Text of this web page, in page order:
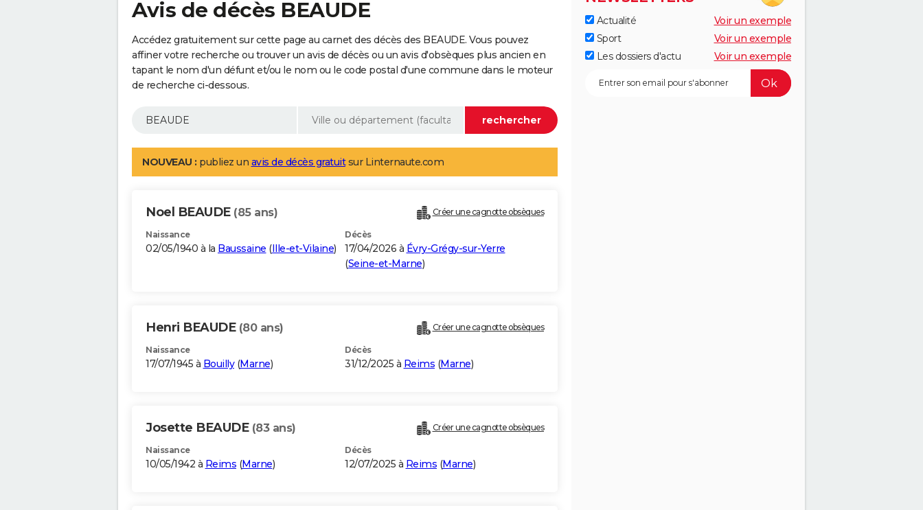
Avis de décès BEAUDE
Accédez gratuitement sur cette page au carnet des décès des BEAUDE. Vous pouvez
affiner votre recherche ou trouver un avis de décès ou un avis d'obsèques plus ancien en
tapant le nom d'un défunt et/ou le nom ou le code postal d'une commune dans le moteur
de recherche ci-dessous.
NOUVEAU : publiez un avis de décès gratuitsur Linternaute.com
Noel BEAUDE (85 ans) Créer une cagnotte obsèques
Naissance
02/05/1940 à la Baussaine (Ille-et-Vilaine)
Décès
17/04/2026 à Évry-Grégy-sur-Yerre
(Seine-et-Marne)
Henri BEAUDE (80 ans) Créer une cagnotte obsèques
Naissance
17/07/1945 à Bouilly(Marne)
Décès
31/12/2025 à Reims (Marne)
Josette BEAUDE (83 ans) Créer une cagnotte obsèques
Naissance
10/05/1942 à Reims (Marne)
Décès
12/07/2025 à Reims (Marne)
Actualité
Voir un exemple
Sport
Voir un exemple
Les dossiers d'actu
Voir un exemple